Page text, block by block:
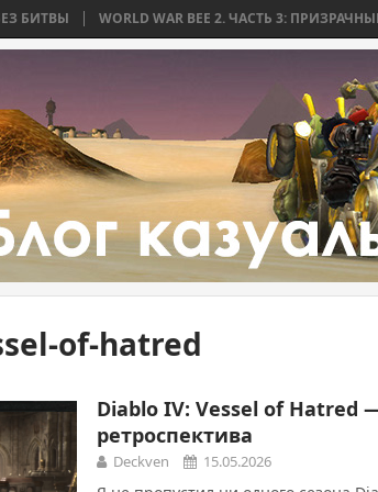
WORLD WAR BEE 2. ЧАСТЬ 3: ПРИЗРАЧНЫЕ
of-hatred
Diablo IV: Vessel of Hatred
ретроспектива
Deckven 15.05.2026